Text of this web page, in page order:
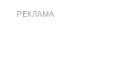
РЕКЛАМА